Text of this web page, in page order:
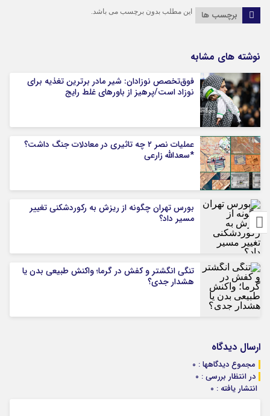
برچسب ها این مطلب بدون برچسب می باشد.
نوشته های مشابه
فوق‌تخصص نوزادان: شیر مادر برترین تغذیه برای
نوزاد است/پرهیز از باورهای غلط رایج
عملیات نصر ۲ چه تاثیری در معادلات جنگ داشت؟
*سعدالله زارعی
بورس تهران چگونه از ریزش به رکوردشکنی تغییر
مسیر داد؟
تنگی انگشتر و کفش در گرما؛ واکنش طبیعی بدن یا
هشدار جدی؟
ارسال دیدگاه
مجموع دیدگاهها : 0
در انتظار بررسی : 0
انتشار یافته : 0